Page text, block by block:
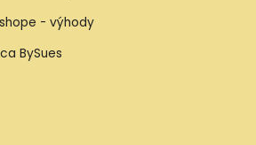
- výhody
BySues